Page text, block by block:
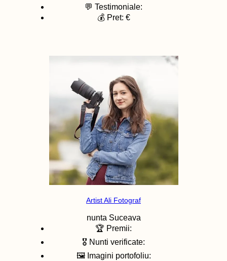
💬 Testimoniale:
💰 Pret: €
Artist Ali Fotograf
nunta Suceava
🏆 Premii:
🎖️ Nunti verificate:
🖼️ Imagini portofoliu: